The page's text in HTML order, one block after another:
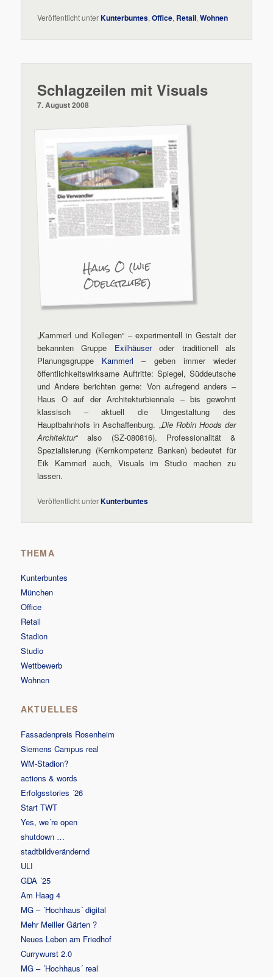
Veröffentlicht unterKunterbuntes,Office, Retail,Wohnen
Schlagzeilen mit Visuals
7. August 2008
Haus O (wie
Odelgrube)
„Kammerl und Kollegen“ – experimentell in Gestalt der
bekannten Gruppe Exilhäuseroder traditionell als
Planungsgruppe Kammerl – geben immer wieder
öffentlichkeitswirksame Auftritte: Spiegel, Süddeutsche
und Andere berichten gerne: Von aufregend anders –
Haus O auf der Architekturbiennale – bis gewohnt
klassisch – aktuell die Umgestaltung des
Hauptbahnhofs in Aschaffenburg. „Die Robin Hoods der
Architektur“ also (SZ-080816). Professionalität &
Spezialisierung (Kernkompetenz Banken) bedeutet für
Eik Kammerl auch, Visuals im Studio machen zu
lassen.
Veröffentlicht unterKunterbuntes
THEMA
Kunterbuntes
München
Office
Retail
Stadion
Studio
Wettbewerb
Wohnen
AKTUELLES
Fassadenpreis Rosenheim
Siemens Campus real
WM-Stadion?
actions & words
Erfolgsstories ´26
Start TWT
Yes, we´re open
shutdown …
stadtbildverändernd
ULI
GDA ´25
Am Haag 4
MG – ´Hochhaus´ digital
Mehr Meiller Gärten ?
Neues Leben am Friedhof
Currywurst 2.0
MG – ´Hochhaus´ real